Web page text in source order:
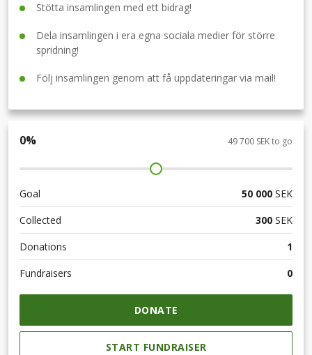
Stötta insamlingen med ett bidrag!
Dela insamlingen i era egna sociala medier för större
spridning!
Följ insamlingen genom att få uppdateringar via mail!
0% 49 700 SEK to go
Goal 50 000 SEK
Collected
300 SEK
Donations
1
Fundraisers
0
DONATE
START FUNDRAISER